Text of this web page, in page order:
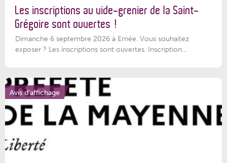
Les inscriptions au vide-grenier de la Saint-
Grégoire sont ouvertes !
Dimanche 6 septembre 2026 à Ernée. Vous souhaitez
exposer ? Les inscriptions sont ouvertes. Inscription...
Avis d'affichage